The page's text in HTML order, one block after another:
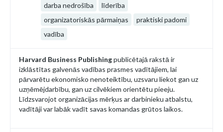
darba nedrošība
līderība
organizatoriskās pārmaiņas
praktiski padomi
vadība
Harvard Business Publishingpublicētajā rakstā ir
izklāstītas galvenās vadības prasmes vadītājiem, lai
pārvarētu ekonomisko nenoteiktību, uzsvaru liekot gan uz
uzņēmējdarbību, gan uz cilvēkiem orientētu pieeju.
Līdzsvarojot organizācijas mērķus ar darbinieku atbalstu,
vadītāji var labāk vadīt savas komandas grūtos laikos.